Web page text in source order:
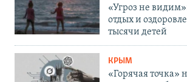
«Угроз не
отдых и
тысячи детей
КРЫМ
«Горячая точка»